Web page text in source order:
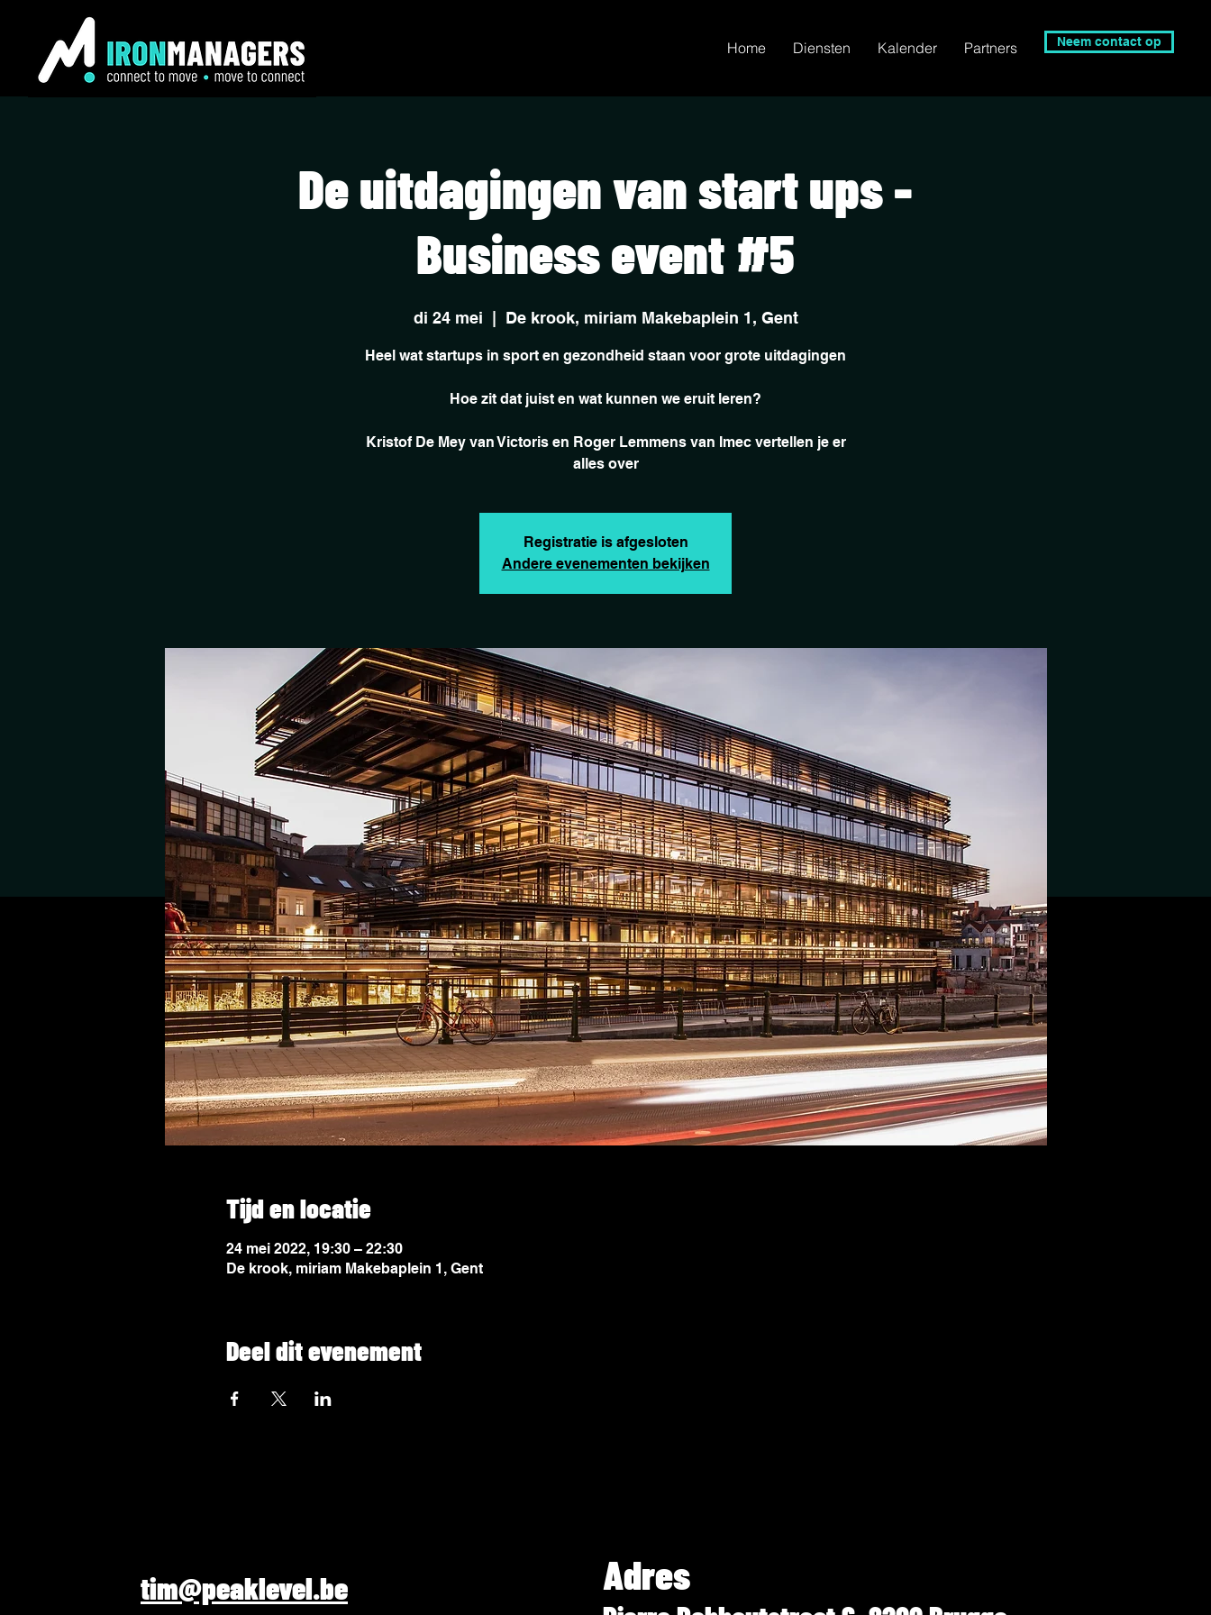
Home Diensten Kalender Partners Neem contact op
De uitdagingen van start ups -
Business event #5
di 24 mei De krook, miriam Makebaplein 1, Gent
Heel wat startups in sport en gezondheid staan voor grote uitdagingen
Hoe zit dat juist en wat kunnen we eruit leren?
Kristof De Mey van Victoris en Roger Lemmens van Imec vertellen je er
alles over
Registratie is afgesloten
Andere evenementen bekijken
Tijd en locatie
24 mei 2022, 19:30 – 22:30
De krook, miriam Makebaplein 1, Gent
Deel dit evenement
tim@peaklevel.be Adres